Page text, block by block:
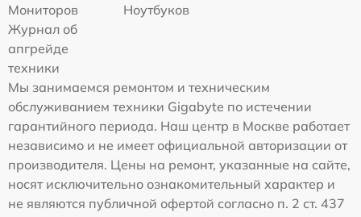
Мониторов
Ноутбуков
Журнал об
апгрейде
техники
Мы занимаемся ремонтом и техническим
обслуживанием техники Gigabyte по истечении
гарантийного периода. Наш центр в Москве работает
независимо и не имеет официальной авторизации от
производителя. Цены на ремонт, указанные на сайте,
носят исключительно ознакомительный характер и
не являются публичной офертой согласно п. 2 ст. 437